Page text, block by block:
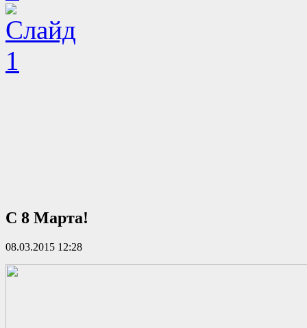
С 8 Марта!
08.03.2015 12:28